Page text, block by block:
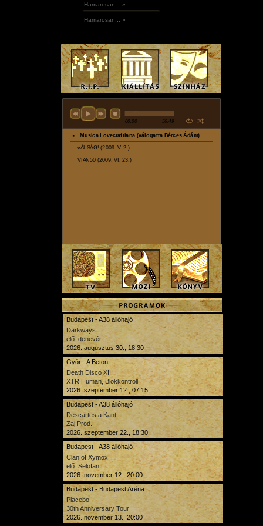
Hamarosan... »
Hamarosan... »
Budapest - A38 állóhajó
Darkways
elő: denevér
2026. augusztus 30., 18:30
Győr - A Beton
Death Disco XIII
XTR Human, Blokkontroll
2026. szeptember 12., 07:15
Budapest - A38 állóhajó
Descartes a Kant
Zaj Prod.
2026. szeptember 22., 18:30
Budapest - A38 állóhajó
Clan of Xymox
elő: Selofan
2026. november 12., 20:00
Budapest - Budapest Aréna
Placebo
30th Anniversary Tour
2026. november 13., 20:00